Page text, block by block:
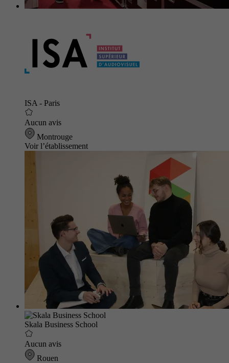
ISA - Paris
Aucun avis
Montrouge
Voir l’établissement
Skala Business School
Aucun avis
Rouen